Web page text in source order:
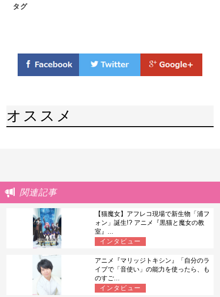
タグ
オススメ
関連記事
【猫魔女】アフレコ現場で新生物「浦フ
ォン」誕生!? アニメ『黒猫と魔女の教
室』...
インタビュー
アニメ『マリッジトキシン』「自分のラ
イブで「音使い」の能力を使ったら、も
のすご...
インタビュー